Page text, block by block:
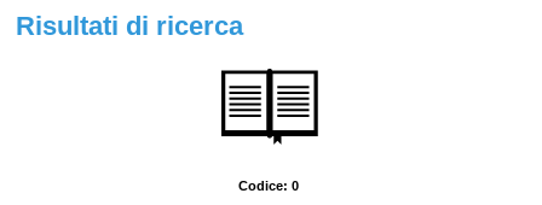
Risultati di ricerca
Codice: 0